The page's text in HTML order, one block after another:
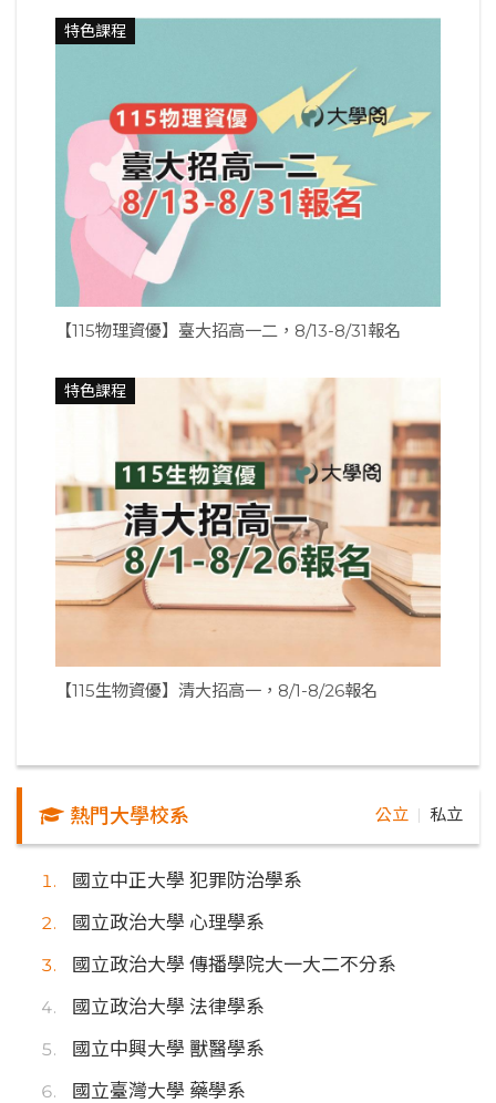
特色課程
【115物理資優】臺大招高一二，8/13-8/31報名
特色課程
【115生物資優】清大招高一，8/1-8/26報名
熱門大學校系 公立 私立
國立中正大學 犯罪防治學系
國立政治大學 心理學系
國立政治大學 傳播學院大一大二不分系
國立政治大學 法律學系
國立中興大學 獸醫學系
國立臺灣大學 藥學系